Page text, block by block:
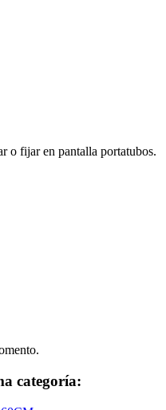
o fijar en pantalla portatubos.
categoría: